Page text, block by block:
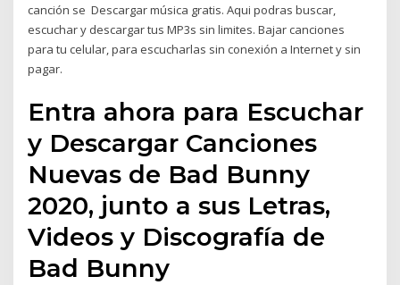
canción se Descargar música gratis. Aqui podras buscar,
escuchar y descargar tus MP3s sin limites. Bajar canciones
para tu celular, para escucharlas sin conexión a Internet y sin
pagar.
Entra ahora para Escuchar
y Descargar Canciones
Nuevas de Bad Bunny
2020, junto a sus Letras,
Videos y Discografía de
Bad Bunny